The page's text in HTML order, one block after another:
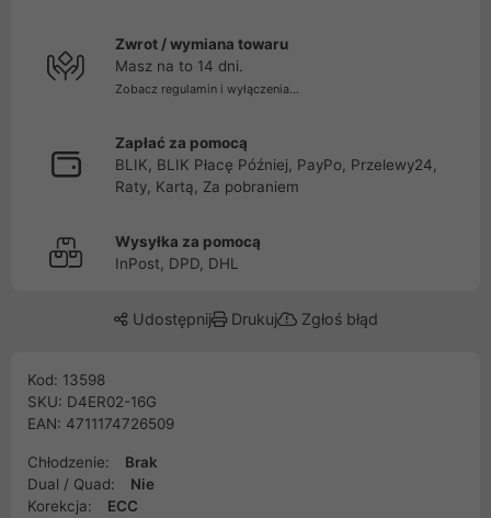
Zwrot / wymiana towaru
Masz na to 14 dni.
Zobacz regulamin i wyłączenia...
Zapłać za pomocą
BLIK, BLIK Płacę Później, PayPo, Przelewy24,
Raty, Kartą, Za pobraniem
Wysyłka za pomocą
InPost, DPD, DHL
Udostępnij Drukuj Zgłoś błąd
Kod: 13598
SKU: D4ER02-16G
EAN: 4711174726509
Chłodzenie:
Brak
Dual / Quad:
Nie
Korekcja:
ECC